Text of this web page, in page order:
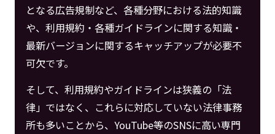
となる広告規制など、各種分野における法的知識
や、利用規約・各種ガイドラインに関する知識・
最新バージョンに関するキャッチアップが必要不
可欠です。
そして、利用規約やガイドラインは狭義の「法
律」ではなく、これらに対応していない法律事務
所も多いことから、YouTube等のSNSに高い専門